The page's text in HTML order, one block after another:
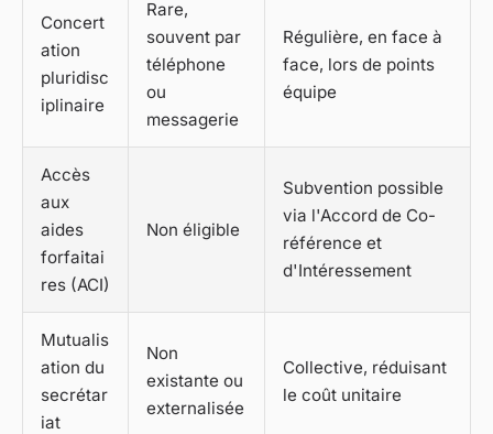
Concert
ation
pluridisc
iplinaire
Rare,
souvent par
téléphone
ou
messagerie
Régulière, en face à
face, lors de points
équipe
Accès
aux
aides
forfaitai
res (ACI)
Non éligible
Subvention possible
via l'Accord de Co-
référence et
d'Intéressement
Mutualis
ation du
secrétar
iat
Non
existante ou
externalisée
Collective, réduisant
le coût unitaire